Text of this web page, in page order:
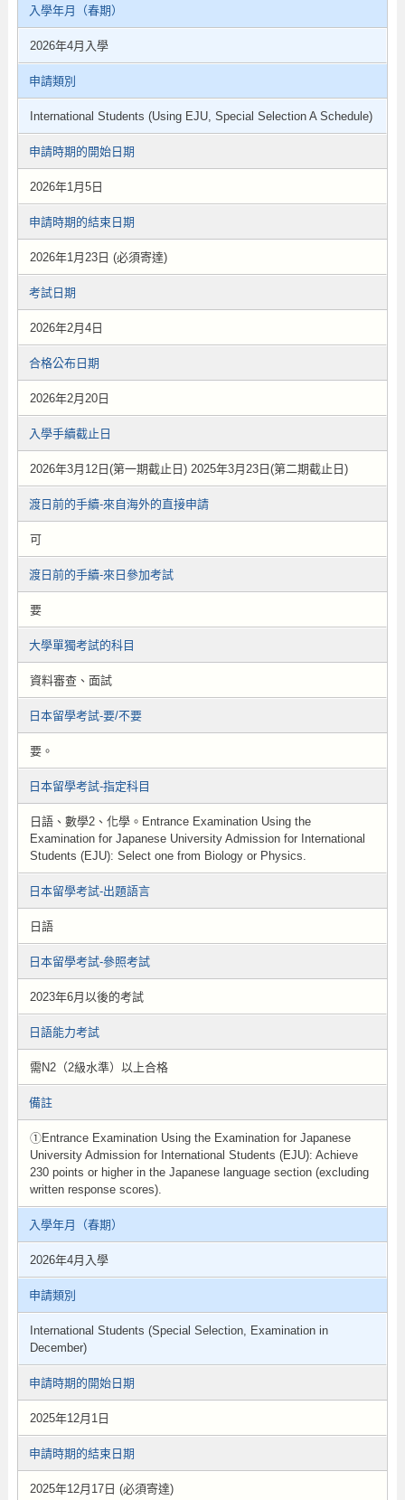
入學年月（春期）
2026年4月入學
申請類別
International Students (Using EJU, Special Selection A Schedule)
申請時期的開始日期
2026年1月5日
申請時期的結束日期
2026年1月23日 (必須寄達)
考試日期
2026年2月4日
合格公布日期
2026年2月20日
入學手續截止日
2026年3月12日(第一期截止日) 2025年3月23日(第二期截止日)
渡日前的手續-來自海外的直接申請
可
渡日前的手續-來日參加考試
要
大學單獨考試的科目
資料審查、面試
日本留學考試-要/不要
要。
日本留學考試-指定科目
日語、數學2、化學。Entrance Examination Using the
Examination for Japanese University Admission for International
Students (EJU): Select one from Biology or Physics.
日本留學考試-出題語言
日語
日本留學考試-參照考試
2023年6月以後的考試
日語能力考試
需N2（2級水準）以上合格
備註
①Entrance Examination Using the Examination for Japanese
University Admission for International Students (EJU): Achieve
230 points or higher in the Japanese language section (excluding
written response scores).
入學年月（春期）
2026年4月入學
申請類別
International Students (Special Selection, Examination in
December)
申請時期的開始日期
2025年12月1日
申請時期的結束日期
2025年12月17日 (必須寄達)